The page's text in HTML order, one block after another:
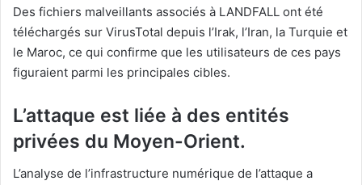
Des fichiers malveillants associés à LANDFALL ont été
téléchargés sur VirusTotal depuis l’Irak, l’Iran, la Turquie et
le Maroc, ce qui confirme que les utilisateurs de ces pays
figuraient parmi les principales cibles.
L’attaque est liée à des entités
privées du Moyen-Orient.
L’analyse de l’infrastructure numérique de l’attaque a